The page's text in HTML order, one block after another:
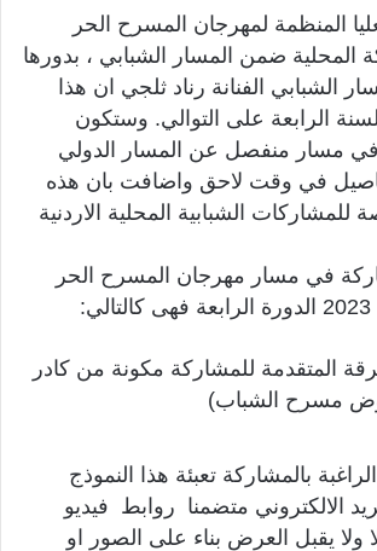
المنظمة لمهرجان المسرح الحر
المحلية ضمن المسار الشبابي ، بدورها
الشبابي الفنانة رناد ثلجي ان هذا
الرابعة على التوالي. وستكون
مسار منفصل عن المسار الدولي
في وقت لاحق واضافت بان هذه
الشبابية المحلية الاردنية
في مسار مهرجان المسرح الحر
المتقدمة للمشاركة مكونة من كادر
مسرح الشباب)
بالمشاركة تعبئة هذا النموذج
الالكتروني متضمنا روابط فيديو
ولا يقبل العرض بناء على الصور او